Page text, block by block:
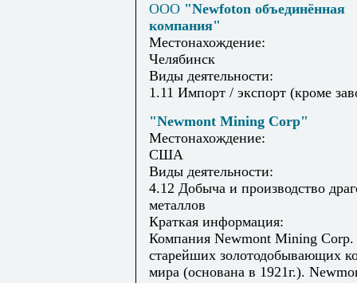
ООО "Newfoton объединённая
компания"
Местонахождение:
Челябинск
Виды деятельности:
1.11 Импорт / экспорт (кроме
"Newmont Mining Corp"
Местонахождение:
США
Виды деятельности:
4.12 Добыча и производство
металлов
Краткая информация:
Компания Newmont Mining Corp.
старейших золотодобывающих
мира (основана в 1921г.).